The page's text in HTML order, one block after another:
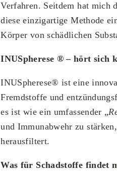
Verfahren. Seitdem hat mich
diese einzigartige Methode
Körper von schädlichen
INUSpherese ® – hört sich
INUSpherese® ist eine
Fremdstoffe und
es ist wie ein umfassender „
und Immunabwehr zu
herausfiltert​​​​​​.
Was für Schadstoffe findet